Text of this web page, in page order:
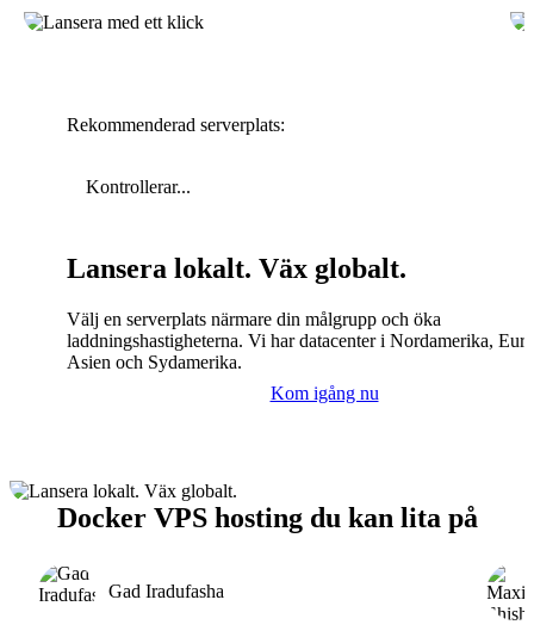
Rekommenderad serverplats:
Kontrollerar...
Lansera lokalt. Väx globalt.
Välj en serverplats närmare din målgrupp och öka
laddningshastigheterna. Vi har datacenter i Nordamerika,
Asien och Sydamerika.
Kom igång nu
Docker VPS hosting du kan lita på
Gad Iradufasha